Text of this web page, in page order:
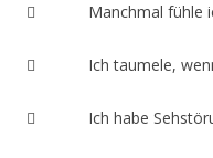
 Manchmal fühle ich
 Ich taumele, wenn
 Ich habe